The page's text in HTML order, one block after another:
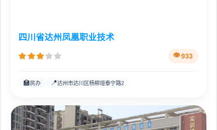
四川省达州凤凰职业技术
933
🏫 民办 📍达州市达川区杨柳垭泰宁路2